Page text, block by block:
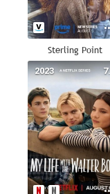
Sterling Point
2023